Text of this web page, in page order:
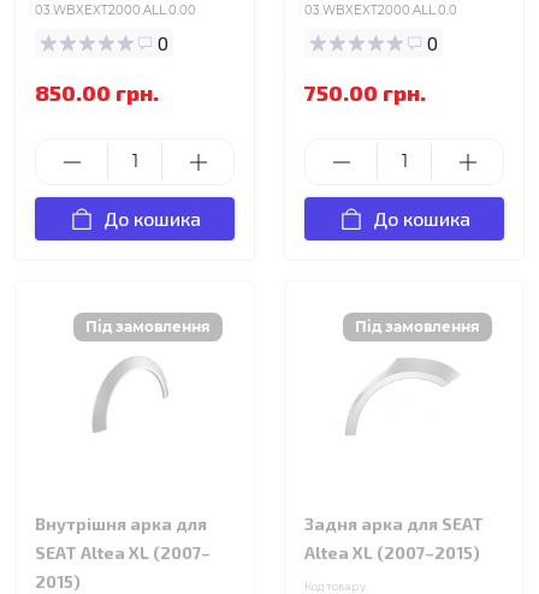
03.WBXEXT2000.ALL.0.00
0
850.00 грн.
До кошика
03.WBXEXT2000.ALL.0.0
0
750.00 грн.
До кошика
Внутрішня арка для
SEAT Altea XL (2007–
2015)
Задня арка для SEAT
Altea XL (2007–2015)
Код товару: